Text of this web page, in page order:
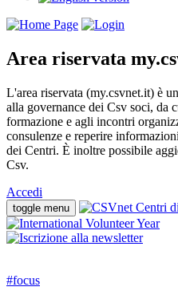
Area riservata
L'area riservata (my.csvnet.it) è
alla governance dei Csv soci, da
formazione e agli incontri
consulenze e reperire
dei Centri. È inoltre possibile
Csv.
Accedi
toggle menu
#focus